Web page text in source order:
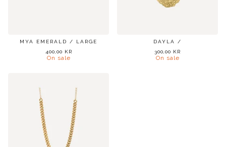
MYA EMERALD / LARGE
400,00 KR
On sale
DAYLA /
300,00 KR
On sale